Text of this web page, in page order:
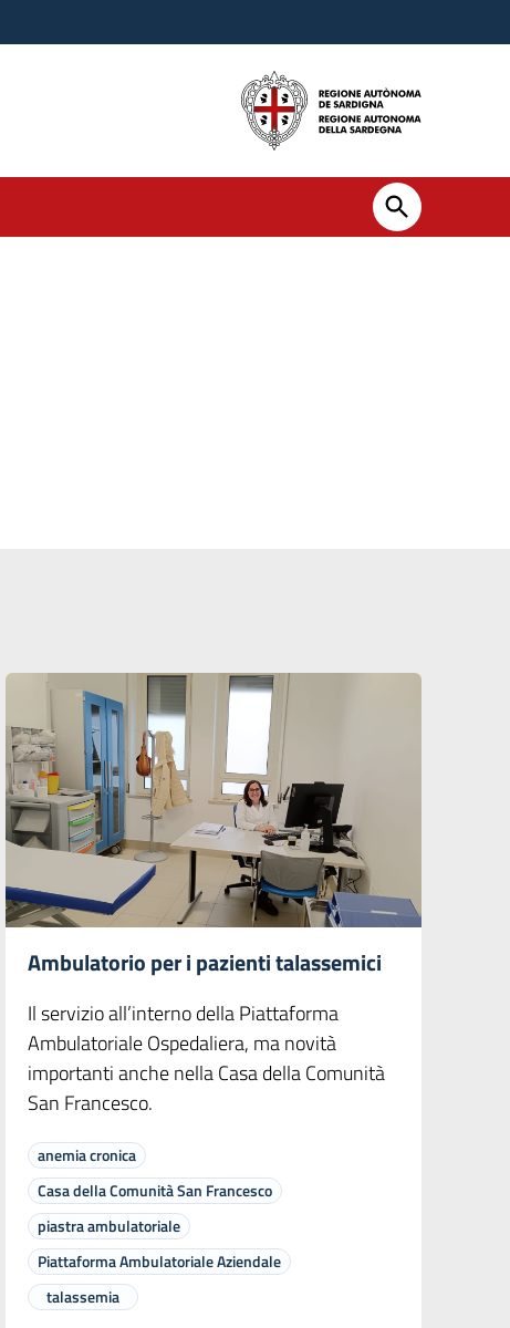
Ambulatorio per i pazienti talassemici
Il servizio all’interno della Piattaforma
Ambulatoriale Ospedaliera, ma novità
importanti anche nella Casa della Comunità
San Francesco.
anemia cronica
Casa della Comunità San Francesco
piastra ambulatoriale
Piattaforma Ambulatoriale Aziendale
talassemia